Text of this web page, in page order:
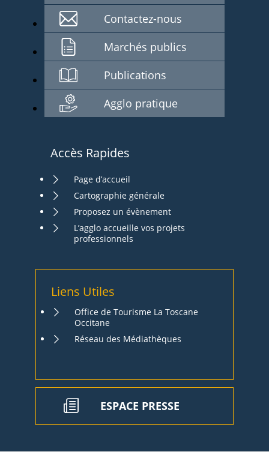
Contactez-nous
Marchés publics
Publications
Agglo pratique
Accès Rapides
Page d’accueil
Cartographie générale
Proposez un évènement
L’agglo accueille vos projets
professionnels
Liens Utiles
Office de Tourisme La Toscane
Occitane
Réseau des Médiathèques
ESPACE PRESSE